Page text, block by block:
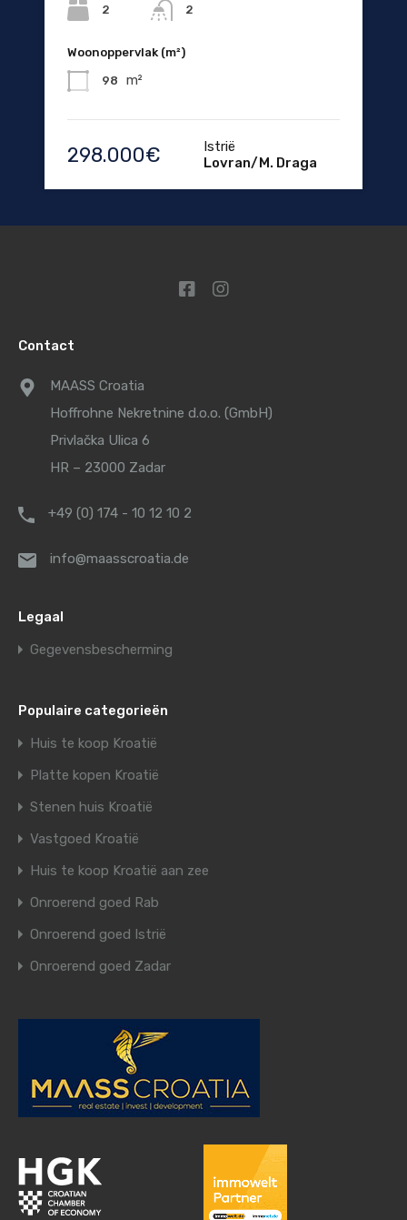
2 2
Woonoppervlak (m²)
98 m²
298.000€
Istrië
Lovran/M. Draga
Contact
MAASS Croatia
Hoffrohne Nekretnine d.o.o. (GmbH)
Privlačka Ulica 6
HR – 23000 Zadar
+49 (0) 174 - 10 12 10 2
info@maasscroatia.de
Legaal
Gegevensbescherming
Populaire categorieën
Huis te koop Kroatië
Platte kopen Kroatië
Stenen huis Kroatië
Vastgoed Kroatië
Huis te koop Kroatië aan zee
Onroerend goed Rab
Onroerend goed Istrië
Onroerend goed Zadar